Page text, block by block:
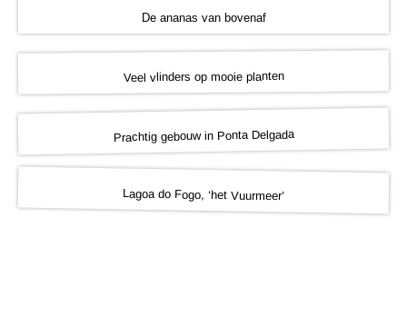
De ananas van bovenaf
Veel vlinders op mooie planten
Prachtig gebouw in Ponta Delgada
Lagoa do Fogo, ‘het Vuurmeer’